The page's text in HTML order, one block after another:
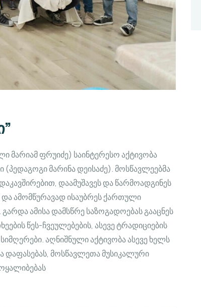
მარიამ ფრუიძე) საინტერესო აქტივობა
(პედაგოგი მარინა დეისაძე). მოსწავლეებმა
დაამუშავეს და წარმოადგინეს
ამომწურავად ისაუბრეს ქართული
გარდა ამისა დამსწრე საზოგადოებას გააცნეს
წეს-ჩვეულებების, ასევე ტრადიციების
აღნიშნული აქტივობა ასევე ხელს
დაფასებას, მოსწავლეთა მუსიკალური